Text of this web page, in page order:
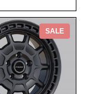
SALE